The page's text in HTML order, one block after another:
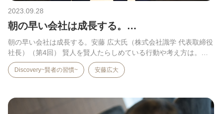
2023.09.28
朝の早い会社は成長する。…
朝の早い会社は成長する。安藤 広大氏（株式会社識学 代表取締役
社長）（第4回） 賢人を賢人たらしめている行動や考え方は。…
Discovery~賢者の習慣~ 安藤広大